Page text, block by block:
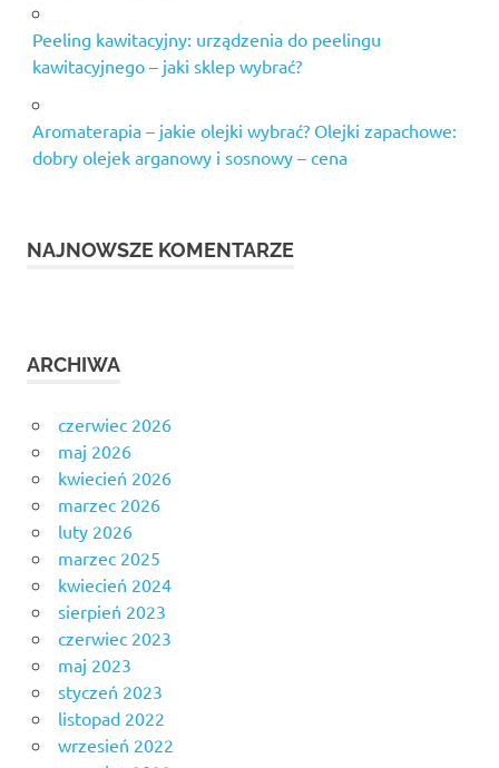
Peeling kawitacyjny: urządzenia do peelingu
kawitacyjnego – jaki sklep wybrać?
Aromaterapia – jakie olejki wybrać? Olejki zapachowe:
dobry olejek arganowy i sosnowy – cena
NAJNOWSZE KOMENTARZE
ARCHIWA
czerwiec 2026
maj 2026
kwiecień 2026
marzec 2026
luty 2026
marzec 2025
kwiecień 2024
sierpień 2023
czerwiec 2023
maj 2023
styczeń 2023
listopad 2022
wrzesień 2022